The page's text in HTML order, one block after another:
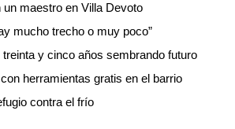
maestro en Villa Devoto
mucho trecho o muy poco”
y cinco años sembrando futuro
herramientas gratis en el barrio
contra el frío